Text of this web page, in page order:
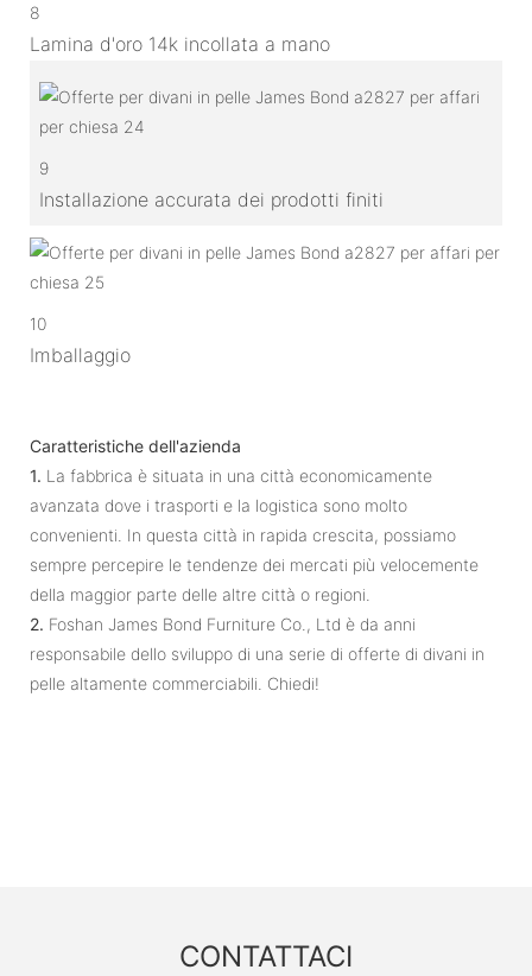
8
Lamina d'oro 14k incollata a mano
9
Installazione accurata dei prodotti finiti
10
Imballaggio
Caratteristiche dell'azienda
1. La fabbrica è situata in una città economicamente
avanzata dove i trasporti e la logistica sono molto
convenienti. In questa città in rapida crescita, possiamo
sempre percepire le tendenze dei mercati più velocemente
della maggior parte delle altre città o regioni.
2. Foshan James Bond Furniture Co., Ltd è da anni
responsabile dello sviluppo di una serie di offerte di divani in
pelle altamente commerciabili. Chiedi!
CONTATTACI